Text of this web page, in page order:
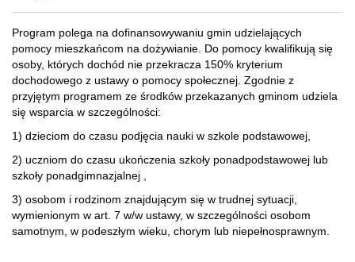
Program polega na dofinansowywaniu gmin udzielających
pomocy mieszkańcom na dożywianie. Do pomocy kwalifikują się
osoby, których dochód nie przekracza 150% kryterium
dochodowego z ustawy o pomocy społecznej. Zgodnie z
przyjętym programem ze środków przekazanych gminom udziela
się wsparcia w szczególności:
1) dzieciom do czasu podjęcia nauki w szkole podstawowej,
2) uczniom do czasu ukończenia szkoły ponadpodstawowej lub
szkoły ponadgimnazjalnej ,
3) osobom i rodzinom znajdującym się w trudnej sytuacji,
wymienionym w art. 7 w/w ustawy, w szczególności osobom
samotnym, w podeszłym wieku, chorym lub niepełnosprawnym.